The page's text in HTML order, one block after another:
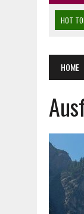
HOT
12.
27.
HOME